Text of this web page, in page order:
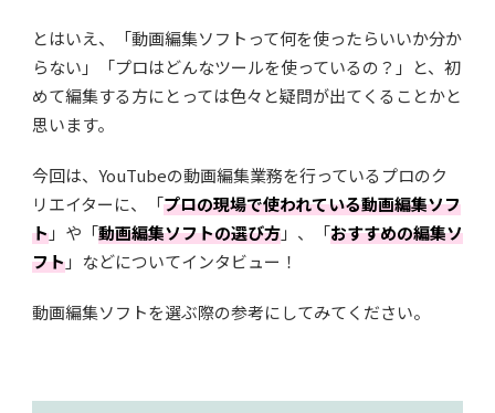
とはいえ、「動画編集ソフトって何を使ったらいいか分か
らない」「プロはどんなツールを使っているの？」と、初
めて編集する方にとっては色々と疑問が出てくることかと
思います。
今回は、YouTubeの動画編集業務を行っているプロのク
リエイターに、
「プロの現場で使われている動画編集ソフ
ト」や「動画編集ソフトの選び方」、「おすすめの編集ソ
フト」 などについてインタビュー！
動画編集ソフトを選ぶ際の参考にしてみてください。